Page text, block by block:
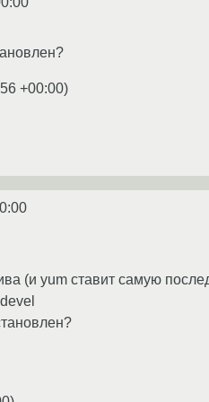
+00:00)
(и yum ставит самую